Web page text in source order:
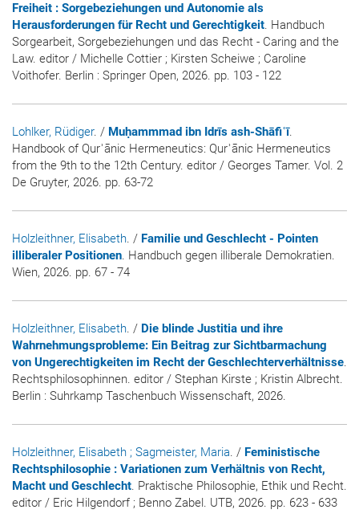
Freiheit : Sorgebeziehungen und Autonomie als
Herausforderungen für Recht und Gerechtigkeit. Handbuch
Sorgearbeit, Sorgebeziehungen und das Recht - Caring and the
Law. editor / Michelle Cottier ; Kirsten Scheiwe ; Caroline
Voithofer. Berlin : Springer Open, 2026. pp. 103 - 122
Lohlker, Rüdiger. / Muḥammmad ibn Idrīs ash-Shāfiʿī.
Handbook of Qurʾānic Hermeneutics: Qurʾānic Hermeneutics
from the 9th to the 12th Century. editor / Georges Tamer. Vol. 2
De Gruyter, 2026. pp. 63-72
Holzleithner, Elisabeth. / Familie und Geschlecht - Pointen
illiberaler Positionen. Handbuch gegen illiberale Demokratien.
Wien, 2026. pp. 67 - 74
Holzleithner, Elisabeth. / Die blinde Justitia und ihre
Wahrnehmungsprobleme: Ein Beitrag zur Sichtbarmachung
von Ungerechtigkeiten im Recht der Geschlechterverhältnisse.
Rechtsphilosophinnen. editor / Stephan Kirste ; Kristin Albrecht.
Berlin : Suhrkamp Taschenbuch Wissenschaft, 2026.
Holzleithner, Elisabeth ; Sagmeister, Maria. / Feministische
Rechtsphilosophie : Variationen zum Verhältnis von Recht,
Macht und Geschlecht. Praktische Philosophie, Ethik und Recht.
editor / Eric Hilgendorf ; Benno Zabel. UTB, 2026. pp. 623 - 633